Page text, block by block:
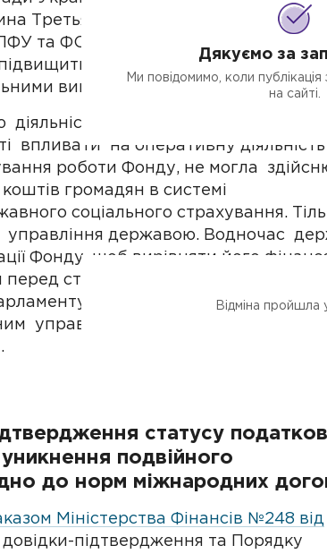
Третьякова впевнена, що
та ФСС України не лише скоротить
підвищить якість та виконання
виплатами.
фактично безконтрольно.
впливати на оперативну діяльність
роботи Фонду, не могла
громадян в системі
соціального страхування.
управління державою. Водночас
Фонду, щоб вирівняти його
перед страхувальниками. Тож,
держава встановить
управлінням фінансів в інтересах
статусу
подвійного
до норм міжнародних
Міністерства Фінансів №248 від
підтвердження та Порядку
Дякуємо за
Ми повідомимо, коли публікація
на сайті.
Відміна пройшла